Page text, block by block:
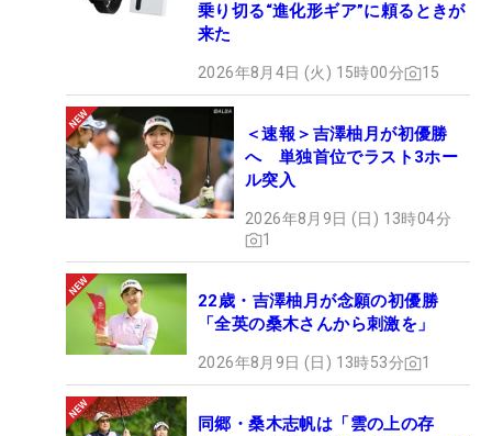
乗り切る“進化形ギア”に頼るときが
来た
2026年8月4日 (火) 15時00分 15
＜速報＞吉澤柚月が初優勝
へ 単独首位でラスト3ホー
ル突入
2026年8月9日 (日) 13時04分
1
22歳・吉澤柚月が念願の初優勝
「全英の桑木さんから刺激を」
2026年8月9日 (日) 13時53分 1
同郷・桑木志帆は「雲の上の存